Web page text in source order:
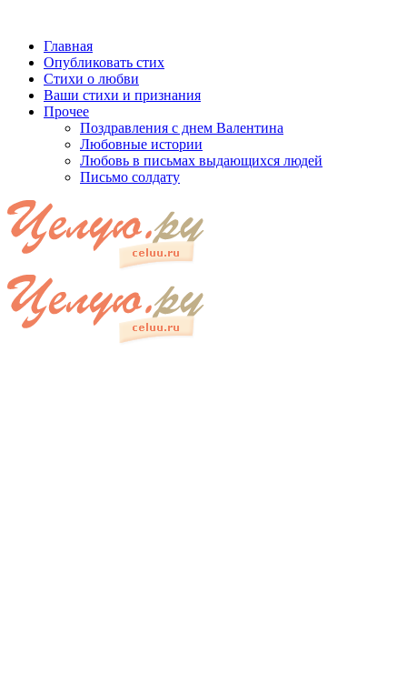
Главная
Опубликовать стих
Стихи о любви
Ваши стихи и признания
Прочее
Поздравления с днем Валентина
Любовные истории
Любовь в письмах выдающихся людей
Письмо солдату